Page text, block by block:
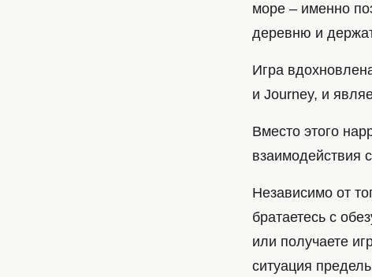
море – именно
деревню и
Игра
и Journey, и
Вместо этого
взаимодействия
Независимо от
братаетесь с
или получаете
ситуация